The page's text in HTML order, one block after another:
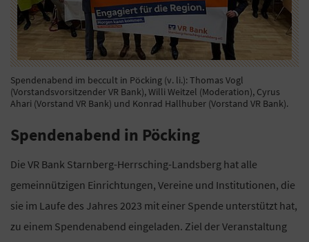
Spendenabend im beccult in Pöcking (v. li.): Thomas Vogl
(Vorstandsvorsitzender VR Bank), Willi Weitzel (Moderation), Cyrus
Ahari (Vorstand VR Bank) und Konrad Hallhuber (Vorstand VR Bank).
Spendenabend in Pöcking
Die VR Bank Starnberg-Herrsching-Landsberg hat alle
gemeinnützigen Einrichtungen, Vereine und Institutionen, die
sie im Laufe des Jahres 2023 mit einer Spende unterstützt hat,
zu einem Spendenabend eingeladen. Ziel der Veranstaltung